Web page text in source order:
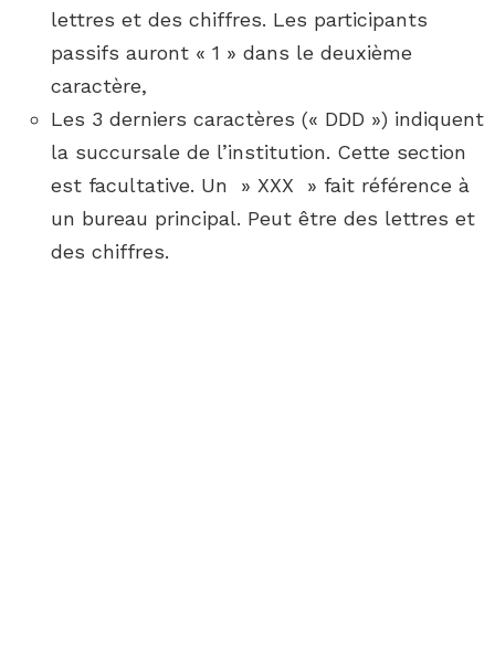
lettres et des chiffres. Les participants
passifs auront « 1 » dans le deuxième
caractère,
Les 3 derniers caractères (« DDD ») indiquent
la succursale de l’institution. Cette section
est facultative. Un » XXX » fait référence à
un bureau principal. Peut être des lettres et
des chiffres.